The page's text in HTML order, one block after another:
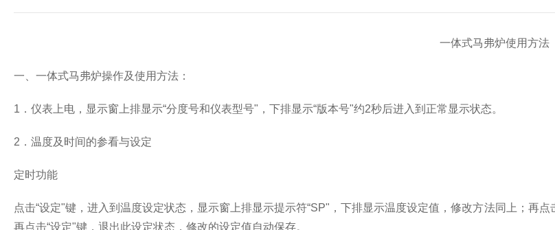
一体式马弗炉使用方法
一、一体式马弗炉操作及使用方法：
1 ．仪表上电，显示窗上排显示“分度号和仪表型号"，下排显示“版本号"约2秒后进入到正常显示状态。
2 ．温度及时间的参看与设定
定时功能
点击“设定"键，进入到温度设定状态，显示窗上排显示提示符“SP"，下排显示温度设定值，修改方法同上；再点
再点击“设定"键，退出此设定状态，修改的设定值自动保存。